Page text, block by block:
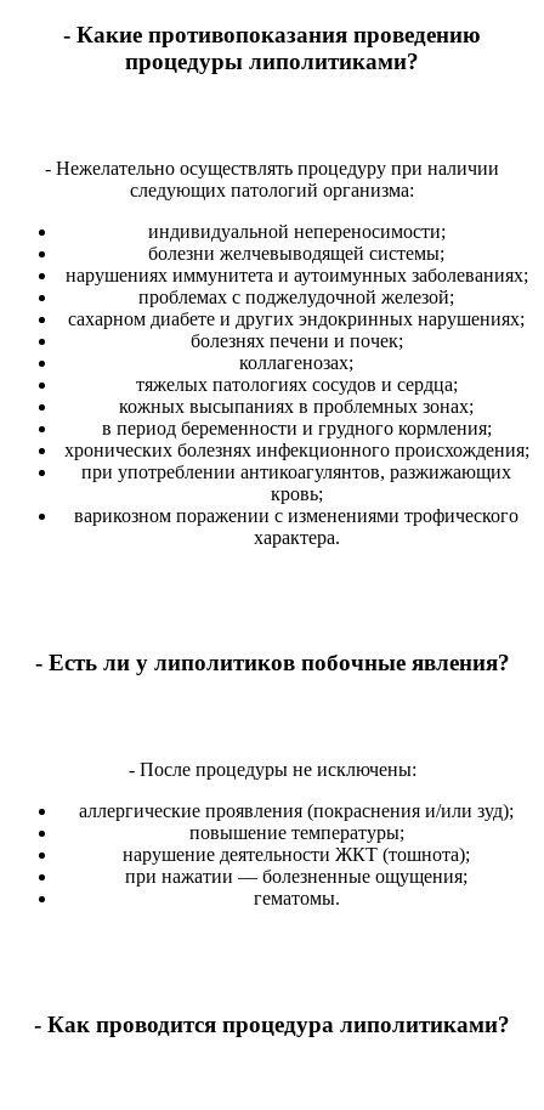
- Какие противопоказания проведению
процедуры липолитиками?
- Нежелательно осуществлять процедуру при наличии
следующих патологий организма:
индивидуальной непереносимости;
болезни желчевыводящей системы;
нарушениях иммунитета и аутоимунных заболеваниях;
проблемах с поджелудочной железой;
сахарном диабете и других эндокринных нарушениях;
болезнях печени и почек;
коллагенозах;
тяжелых патологиях сосудов и сердца;
кожных высыпаниях в проблемных зонах;
в период беременности и грудного кормления;
хронических болезнях инфекционного происхождения;
при употреблении антикоагулянтов, разжижающих
кровь;
варикозном поражении с изменениями трофического
характера.
- Есть ли у липолитиков побочные явления?
- После процедуры не исключены:
аллергические проявления (покраснения и/или зуд);
повышение температуры;
нарушение деятельности ЖКТ (тошнота);
при нажатии — болезненные ощущения;
гематомы.
- Как проводится процедура липолитиками?